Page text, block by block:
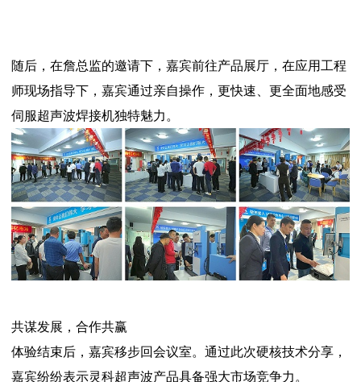
随后，在詹总监的邀请下，嘉宾前往产品展厅，在应用工程
师现场指导下，嘉宾通过亲自操作，更快速、更全面地感受
伺服超声波焊接机独特魅力。
共谋发展，合作共赢
体验结束后，嘉宾移步回会议室。通过此次硬核技术分享，
嘉宾纷纷表示灵科超声波产品具备强大市场竞争力。